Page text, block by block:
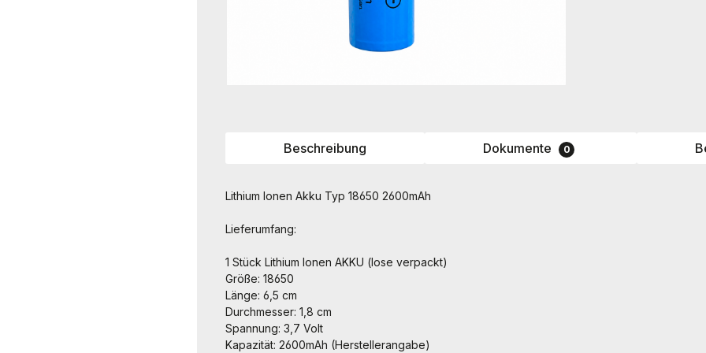
Beschreibung Dokumente 0
Lithium Ionen Akku Typ 18650 2600mAh
Lieferumfang:
1 Stück Lithium Ionen AKKU (lose verpackt)
Größe: 18650
Länge: 6,5 cm
Durchmesser: 1,8 cm
Spannung: 3,7 Volt
Kapazität: 2600mAh (Herstellerangabe)